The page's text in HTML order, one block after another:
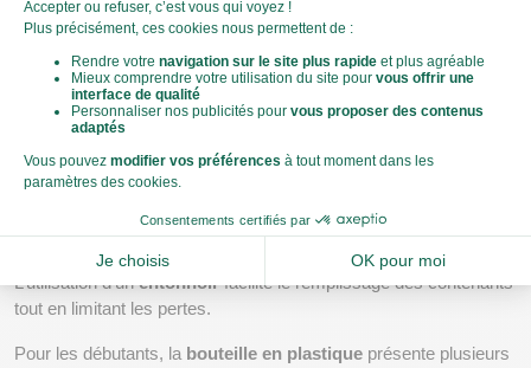
Une fois votre ginger beer maison prêt, quelques étapes
création.
Bocal, bouteille en plastique, entonnoir : les bonnes
pratiques de mise en bouteille
Après la première phase de fermentation, filtrez soigneusement
le liquide.
L’utilisation d’un entonnoir facilite le remplissage des contenants
tout en limitant les pertes.
Pour les débutants, la bouteille en plastique présente plusieurs